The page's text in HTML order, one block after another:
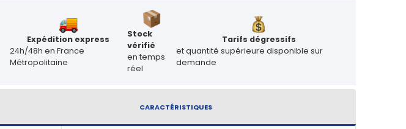
Expédition express
24h/48h en France
Métropolitaine
Stock
vérifié
en temps
réel
Tarifs dégressifs
et quantité supérieure disponible sur
demande
CARACTÉRISTIQUES